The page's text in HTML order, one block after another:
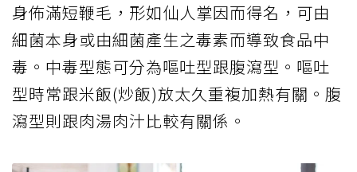
身佈滿短鞭毛，形如仙人掌因而得名，可由
細菌本身或由細菌產生之毒素而導致食品中
毒。中毒型態可分為嘔吐型跟腹瀉型。嘔吐
型時常跟米飯(炒飯)放太久重複加熱有關。腹
瀉型則跟肉湯肉汁比較有關係。